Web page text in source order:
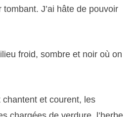
J’ai hâte de pouvoir
froid, sombre et noir où on
chantent et courent, les